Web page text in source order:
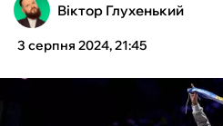
ТЕНІС
КІБЕРСПОРТ
Віктор Глухенький
3 серпня 2024, 21:45